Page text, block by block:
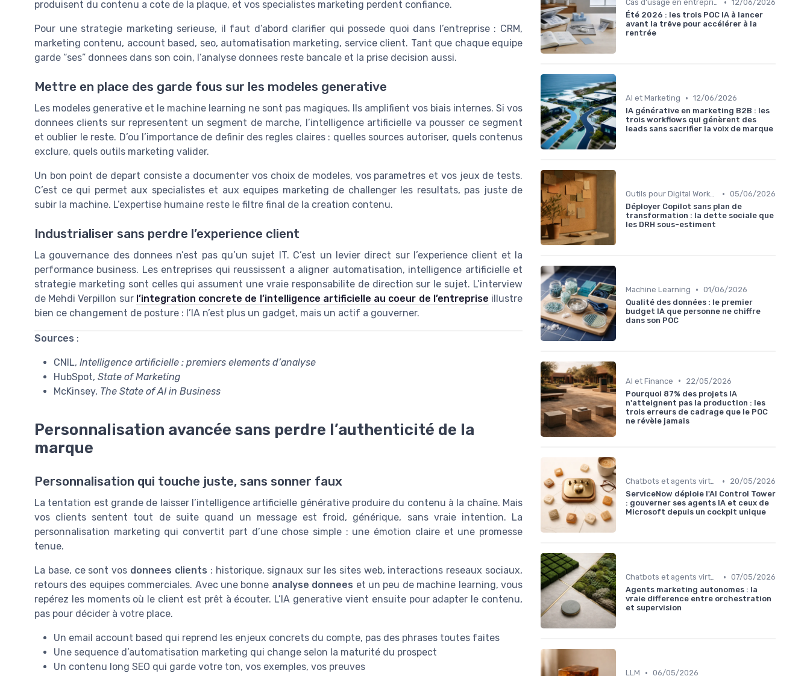
produisent du contenu a cote de la plaque, et vos specialistes marketing perdent confiance.
Pour une strategie marketing serieuse, il faut d’abord clarifier qui possede quoi dans l’entreprise : CRM,
marketing contenu, account based, seo, automatisation marketing, service client. Tant que chaque equipe
garde “ses” donnees dans son coin, l’analyse donnees reste bancale et la prise decision aussi.
Mettre en place des garde fous sur les modeles generative
Les modeles generative et le machine learning ne sont pas magiques. Ils amplifient vos biais internes. Si vos
donnees clients sur representent un segment de marche, l’intelligence artificielle va pousser ce segment
et oublier le reste. D’ou l’importance de definir des regles claires : quelles sources autoriser, quels contenus
exclure, quels outils marketing valider.
Un bon point de depart consiste a documenter vos choix de modeles, vos parametres et vos jeux de tests.
C’est ce qui permet aux specialistes et aux equipes marketing de challenger les resultats, pas juste de
subir la machine. L’expertise humaine reste le filtre final de la creation contenu.
Industrialiser sans perdre l’experience client
La gouvernance des donnees n’est pas qu’un sujet IT. C’est un levier direct sur l’experience client et la
performance business. Les entreprises qui reussissent a aligner automatisation, intelligence artificielle et
strategie marketing sont celles qui assument une vraie responsabilite de direction sur le sujet. L’interview
de Mehdi Verpillon sur l’integration concrete de l’intelligence artificielle au coeur de l’entreprise illustre
bien ce changement de posture : l’IA n’est plus un gadget, mais un actif a gouverner.
Sources :
CNIL, Intelligence artificielle : premiers elements d’analyse
HubSpot, State of Marketing
McKinsey, The State of AI in Business
Personnalisation avancée sans perdre l’authenticité de la
marque
Personnalisation qui touche juste, sans sonner faux
La tentation est grande de laisser l’intelligence artificielle générative produire du contenu à la chaîne. Mais
vos clients sentent tout de suite quand un message est froid, générique, sans vraie intention. La
personnalisation marketing qui convertit part d’une chose simple : une émotion claire et une promesse
tenue.
La base, ce sont vos donnees clients : historique, signaux sur les sites web, interactions reseaux sociaux,
retours des equipes commerciales. Avec une bonne analyse donnees et un peu de machine learning, vous
repérez les moments où le client est prêt à écouter. L’IA generative vient ensuite pour adapter le contenu,
pas pour décider à votre place.
Un email account based qui reprend les enjeux concrets du compte, pas des phrases toutes faites
Une sequence d’automatisation marketing qui change selon la maturité du prospect
Un contenu long SEO qui garde votre ton, vos exemples, vos preuves
Cas d'usage en entreprise
12/06/2026
Été 2026 : les trois POC IA à lancer
avant la trêve pour accélérer à la
rentrée
AI et Marketing • 12/06/2026
IA générative en marketing B2B : les
trois workflows qui génèrent des
leads sans sacrifier la voix de marque
Outils pour Digital Worker • 05/06/2026
Déployer Copilot sans plan de
transformation : la dette sociale que
les DRH sous-estiment
Machine Learning • 01/06/2026
Qualité des données : le premier
budget IA que personne ne chiffre
dans son POC
AI et Finance •
22/05/2026
Pourquoi 87% des projets IA
n'atteignent pas la production : les
trois erreurs de cadrage que le POC
ne révèle jamais
Chatbots et agents virtuels •
20/05/2026
ServiceNow déploie l'AI Control Tower
: gouverner ses agents IA et ceux de
Microsoft depuis un cockpit unique
Chatbots et agents virtuels • 07/05/2026
Agents marketing autonomes : la
vraie difference entre orchestration
et supervision
LLM • 06/05/2026